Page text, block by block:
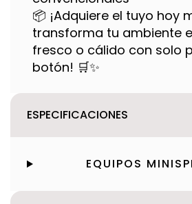
📦 ¡Adquiere el tuyo hoy
transforma tu ambiente
fresco o cálido con solo
botón! 🛒✨
ESPECIFICACIONES
EQUIPOS